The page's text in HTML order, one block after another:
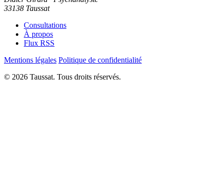
33138 Taussat
Consultations
À propos
Flux RSS
Mentions légales Politique de confidentialité
© 2026 Taussat. Tous droits réservés.